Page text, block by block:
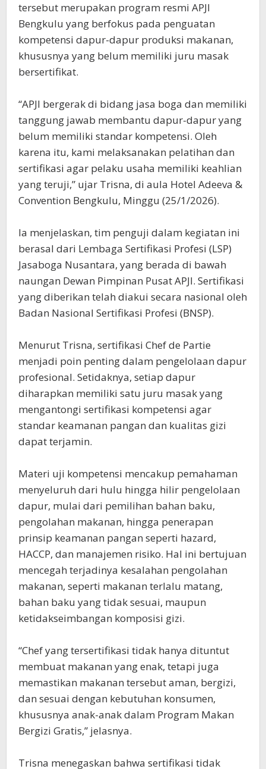
tersebut merupakan program resmi APJI
Bengkulu yang berfokus pada penguatan
kompetensi dapur-dapur produksi makanan,
khususnya yang belum memiliki juru masak
bersertifikat.
‎“APJI bergerak di bidang jasa boga dan memiliki
tanggung jawab membantu dapur-dapur yang
belum memiliki standar kompetensi. Oleh
karena itu, kami melaksanakan pelatihan dan
sertifikasi agar pelaku usaha memiliki keahlian
yang teruji,” ujar Trisna, di aula Hotel Adeeva &
Convention Bengkulu, Minggu (25/1/2026).
‎Ia menjelaskan, tim penguji dalam kegiatan ini
berasal dari Lembaga Sertifikasi Profesi (LSP)
Jasaboga Nusantara, yang berada di bawah
naungan Dewan Pimpinan Pusat APJI. Sertifikasi
yang diberikan telah diakui secara nasional oleh
Badan Nasional Sertifikasi Profesi (BNSP).
‎Menurut Trisna, sertifikasi Chef de Partie
menjadi poin penting dalam pengelolaan dapur
profesional. Setidaknya, setiap dapur
diharapkan memiliki satu juru masak yang
mengantongi sertifikasi kompetensi agar
standar keamanan pangan dan kualitas gizi
dapat terjamin.
‎Materi uji kompetensi mencakup pemahaman
menyeluruh dari hulu hingga hilir pengelolaan
dapur, mulai dari pemilihan bahan baku,
pengolahan makanan, hingga penerapan
prinsip keamanan pangan seperti hazard,
HACCP, dan manajemen risiko. Hal ini bertujuan
mencegah terjadinya kesalahan pengolahan
makanan, seperti makanan terlalu matang,
bahan baku yang tidak sesuai, maupun
ketidakseimbangan komposisi gizi.
‎“Chef yang tersertifikasi tidak hanya dituntut
membuat makanan yang enak, tetapi juga
memastikan makanan tersebut aman, bergizi,
dan sesuai dengan kebutuhan konsumen,
khususnya anak-anak dalam Program Makan
Bergizi Gratis,” jelasnya.
‎Trisna menegaskan bahwa sertifikasi tidak